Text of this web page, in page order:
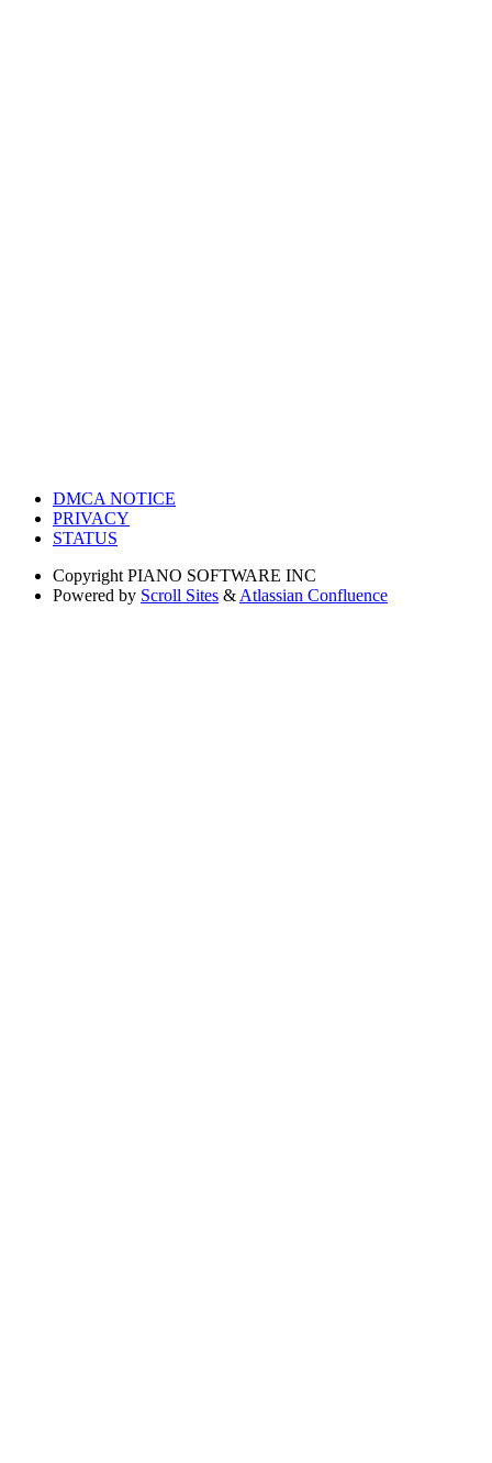
DMCA NOTICE
PRIVACY
STATUS
Copyright PIANO SOFTWARE INC
Powered by Scroll Sites & Atlassian Confluence